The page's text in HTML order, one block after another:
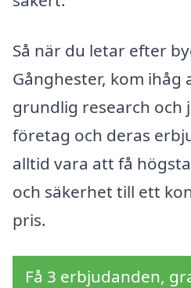
Så när du letar efter
Gånghester, kom ihåg
grundlig research och
företag och deras
alltid vara att få
och säkerhet till ett
pris.
Få 3 erbjudanden,